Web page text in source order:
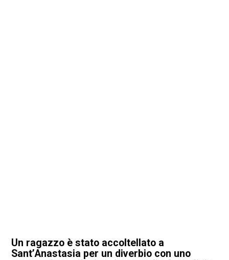
Un ragazzo è stato accoltellato a
Sant’Anastasia per un diverbio con uno